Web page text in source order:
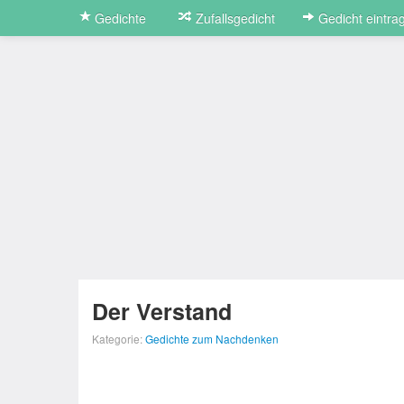
Gedichte Zufallsgedicht Gedicht
Der Verstand
Kategorie:Gedichte zum Nachdenken